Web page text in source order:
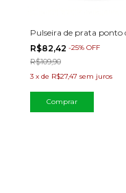
Pulseira de prata ponto
R$82,42 -25% OFF
R$109,90
3 x de R$27,47 sem juros